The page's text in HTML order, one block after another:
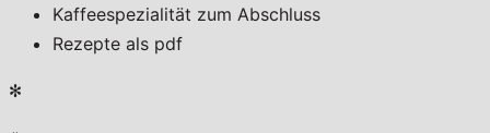
Kaffeespezialität zum Abschluss
Rezepte als pdf
✻